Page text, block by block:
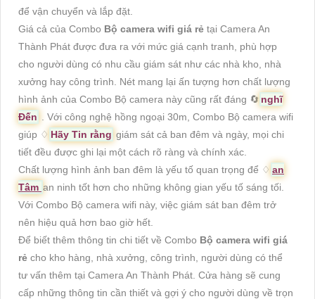
để vận chuyển và lắp đặt.
Giá cả của Combo Bộ camera wifi giá rẻ tại Camera An
Thành Phát được đưa ra với mức giá cạnh tranh, phù hợp
cho người dùng có nhu cầu giám sát như các nhà kho, nhà
xưởng hay công trình. Nét mang lại ấn tượng hơn chất lượng
hình ảnh của Combo Bộ camera này cũng rất đáng 🔄 nghĩ
Đến
. Với công nghệ hồng ngoại 30m, Combo Bộ camera wifi
giúp ♢ Hãy Tin rằng giám sát cả ban đêm và ngày, mọi chi
tiết đều được ghi lại một cách rõ ràng và chính xác.
Chất lượng hình ảnh ban đêm là yếu tố quan trọng để ♢ an
Tâm an ninh tốt hơn cho những không gian yếu tố sáng tối.
Với Combo Bộ camera wifi này, việc giám sát ban đêm trở
nên hiệu quả hơn bao giờ hết.
Để biết thêm thông tin chi tiết về Combo Bộ camera wifi giá
rẻ cho kho hàng, nhà xưởng, công trình, người dùng có thể
tư vấn thêm tại Camera An Thành Phát. Cửa hàng sẽ cung
cấp những thông tin cần thiết và gợi ý cho người dùng về trọn